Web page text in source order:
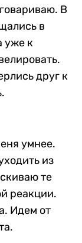
В
в
уже к
друг к
умнее.
из
те
реакции.
Идем от